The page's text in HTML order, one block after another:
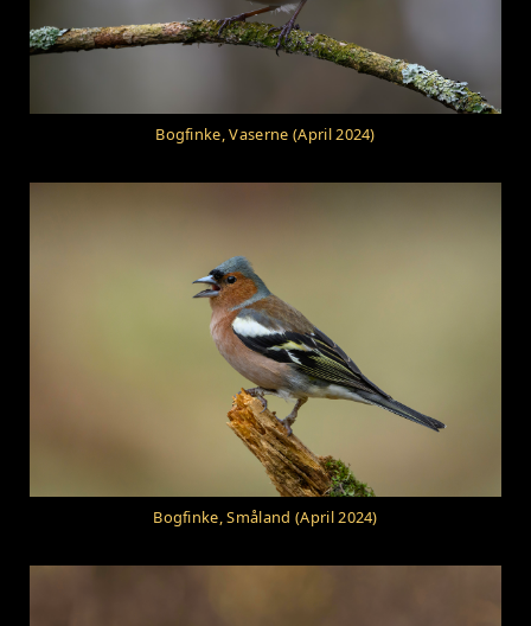
Bogfinke, Vaserne (April 2024)
Bogfinke, Småland (April 2024)